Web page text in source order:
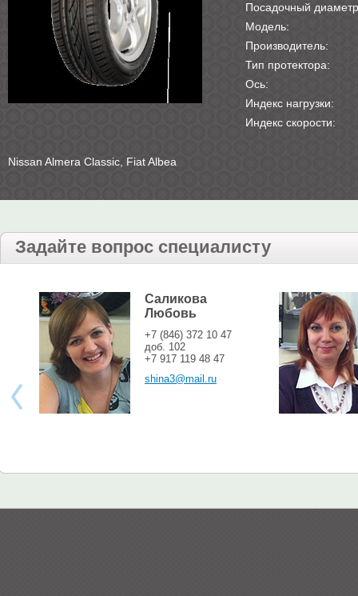
Посадочный
Модель:
Производитель:
Тип протектора:
Ось:
Индекс нагрузки:
Индекс скорости:
Nissan Almera Classic, Fiat Albea
Задайте вопрос специалисту
Саликова
Любовь
+7 (846) 372 10 47
доб. 102
+7 917 119 48 47
shina3@mail.ru